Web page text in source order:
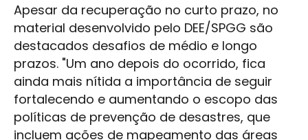
Apesar da recuperação no curto prazo, no
material desenvolvido pelo DEE/SPGG são
destacados desafios de médio e longo
prazos. "Um ano depois do ocorrido, fica
ainda mais nítida a importância de seguir
fortalecendo e aumentando o escopo das
políticas de prevenção de desastres, que
incluem ações de mapeamento das áreas